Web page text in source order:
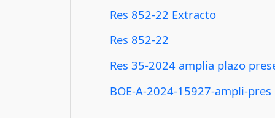
Res 852-22 Extracto
Res 852-22
Res 35-2024 amplia plazo
BOE-A-2024-15927-ampli-pres